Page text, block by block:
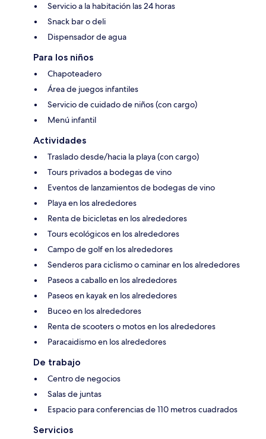
Servicio a la habitación las 24 horas
Snack bar o deli
Dispensador de agua
Para los niños
Chapoteadero
Área de juegos infantiles
Servicio de cuidado de niños (con cargo)
Menú infantil
Actividades
Traslado desde/hacia la playa (con cargo)
Tours privados a bodegas de vino
Eventos de lanzamientos de bodegas de vino
Playa en los alrededores
Renta de bicicletas en los alrededores
Tours ecológicos en los alrededores
Campo de golf en los alrededores
Senderos para ciclismo o caminar en los alrededores
Paseos a caballo en los alrededores
Paseos en kayak en los alrededores
Buceo en los alrededores
Renta de scooters o motos en los alrededores
Paracaidismo en los alrededores
De trabajo
Centro de negocios
Salas de juntas
Espacio para conferencias de 110 metros cuadrados
Servicios